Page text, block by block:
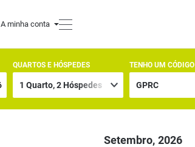
A minha conta
QUARTOS E HÓSPEDES TENHO UM CÓDIGO
Setembro, 2026